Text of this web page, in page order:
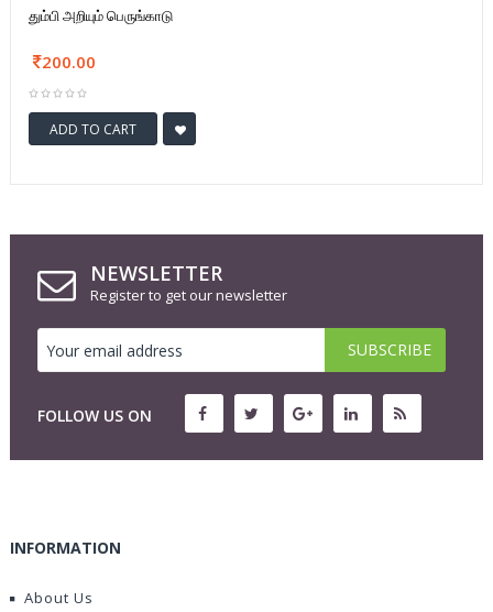
தும்பி அறியும் பெருங்காடு
200.00
ADD TO CART
NEWSLETTER
Register to get our newsletter
FOLLOW US ON
INFORMATION
About Us